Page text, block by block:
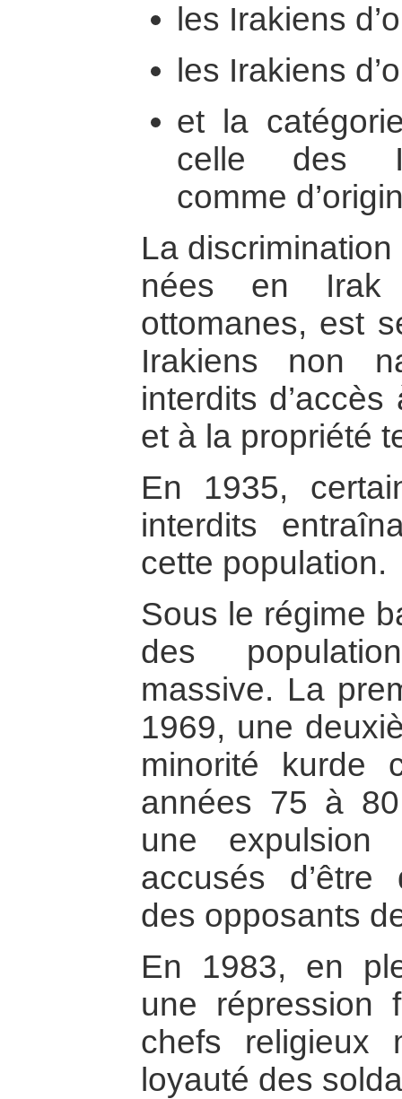
les Irakiens
les Irakiens
et la
celle des
comme
La
nées en Irak
ottomanes, est
Irakiens non
interdits
et à la propriété
En 1935,
interdits
cette population.
Sous le régime
des
massive. La
1969, une
minorité kurde
années 75 à
une
accusés d’être
des opposants
En 1983, en
une répression
chefs religieux
loyauté des